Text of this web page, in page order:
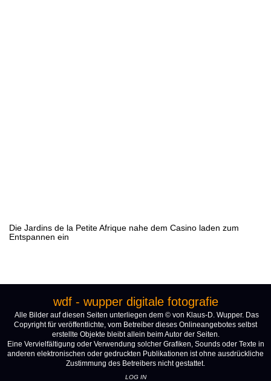
Die Jardins de la Petite Afrique nahe dem Casino laden zum
Entspannen ein
wdf - wupper digitale fotografie
Alle Bilder auf diesen Seiten unterliegen dem © von Klaus-D. Wupper. Das
Copyright für veröffentlichte, vom Betreiber dieses Onlineangebotes selbst
erstellte Objekte bleibt allein beim Autor der Seiten.
Eine Vervielfältigung oder Verwendung solcher Grafiken, Sounds oder Texte in
anderen elektronischen oder gedruckten Publikationen ist ohne ausdrückliche
Zustimmung des Betreibers nicht gestattet.
LOG IN